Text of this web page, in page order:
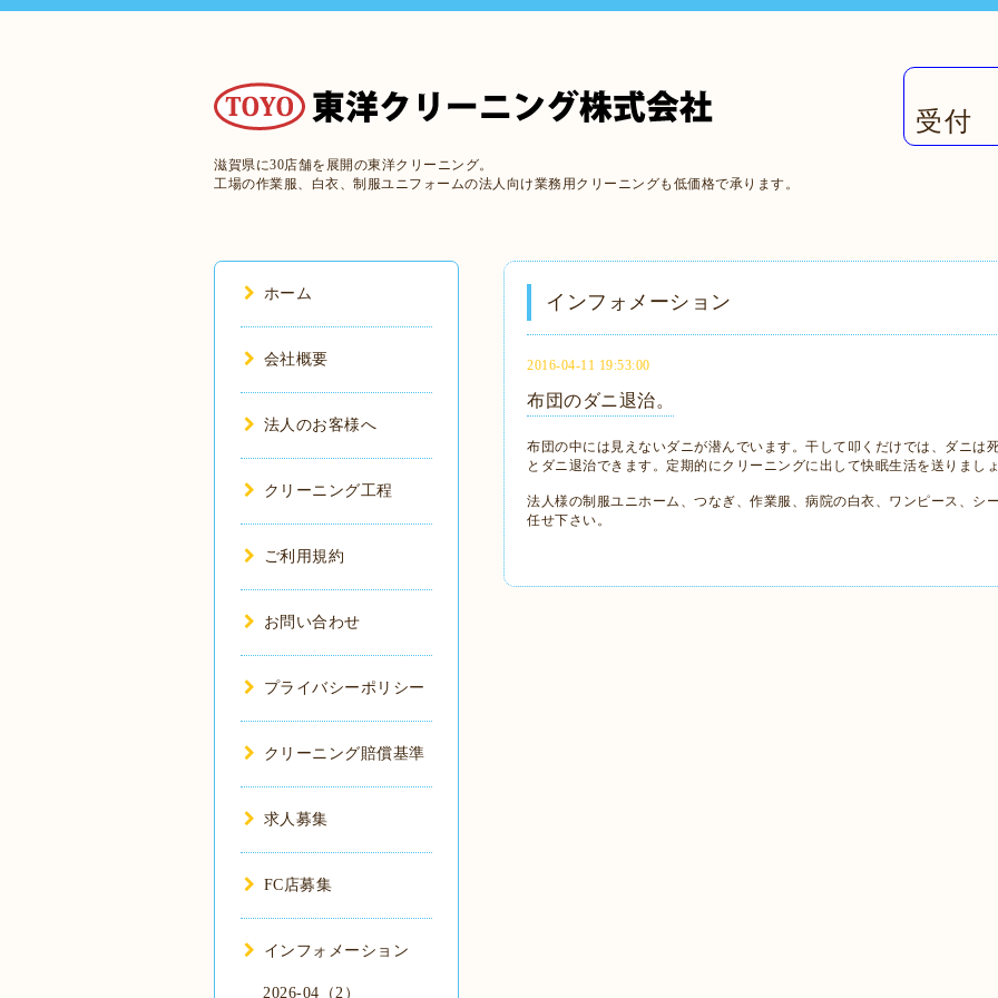
滋賀県に30店舗を展開の東洋クリーニング。
工場の作業服、白衣、制服ユニフォームの法人向け業務用クリーニングも低価格で承ります。
受付
インフォメーション
2016-04-11 19:53:00
布団のダニ退治。
布団の中には見えないダニが潜んでいます。干して叩くだけでは、ダニは
とダニ退治できます。定期的にクリーニングに出して快眠生活を送りましょ
法人様の制服ユニホーム、つなぎ、作業服、病院の白衣、ワンピース、シ
任せ下さい。
ホーム
会社概要
法人のお客様へ
クリーニング工程
ご利用規約
お問い合わせ
プライバシーポリシー
クリーニング賠償基準
求人募集
FC店募集
インフォメーション
2026-04（2）